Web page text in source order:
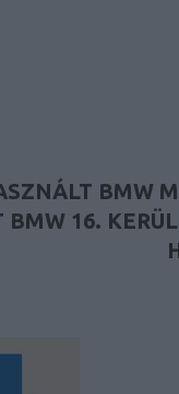
BMW M
16.